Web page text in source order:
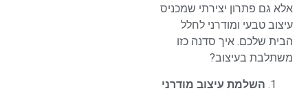
אלא גם פתרון יצירתי שמכניס
עיצוב טבעי ומודרני לחלל
הבית שלכם. איך סדנה כזו
משתלבת בעיצוב?
השלמת עיצוב מודרני